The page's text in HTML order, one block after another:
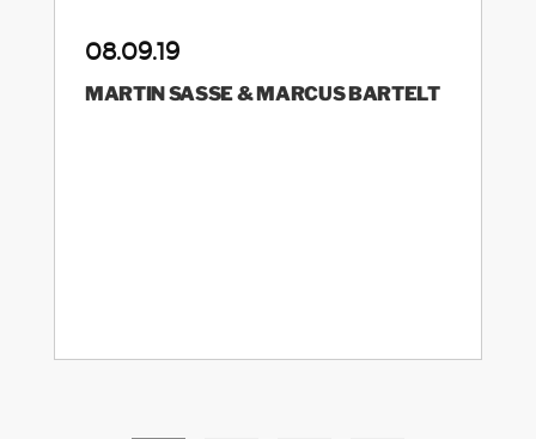
08.09.19
MARTIN SASSE & MARCUS BARTELT